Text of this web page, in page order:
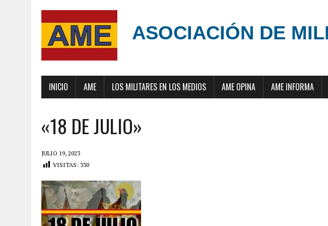
ASOCIACIÓN DE
INICIO AME LOS MILITARES EN LOS MEDIOS AME OPINA AME INFORMA
«18 DE JULIO»
JULIO 19, 2023
VISITAS: 330